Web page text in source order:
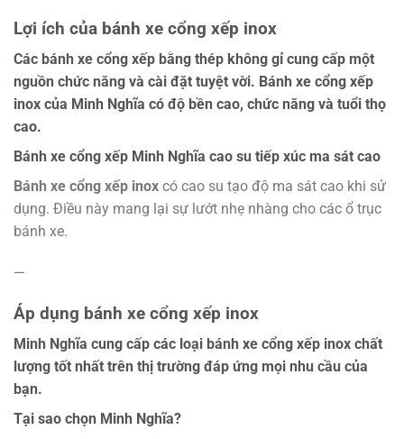
Lợi ích của bánh xe cổng xếp inox
Các bánh xe cổng xếp bằng thép không gỉ cung cấp một
nguồn chức năng và cài đặt tuyệt vời. Bánh xe cổng xếp
inox của Minh Nghĩa có độ bền cao, chức năng và tuổi thọ
cao.
Bánh xe cổng xếp Minh Nghĩa cao su tiếp xúc ma sát cao
Bánh xe cổng xếp inox có cao su tạo độ ma sát cao khi sử
dụng. Điều này mang lại sự lướt nhẹ nhàng cho các ổ trục
bánh xe.
—
Áp dụng bánh xe cổng xếp inox
Minh Nghĩa cung cấp các loại bánh xe cổng xếp inox chất
lượng tốt nhất trên thị trường đáp ứng mọi nhu cầu của
bạn.
Tại sao chọn Minh Nghĩa?